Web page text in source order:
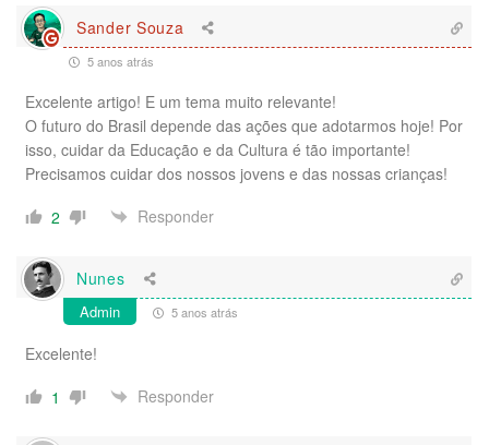
Sander Souza
5 anos atrás
Excelente artigo! E um tema muito relevante!
O futuro do Brasil depende das ações que adotarmos hoje! Por
isso, cuidar da Educação e da Cultura é tão importante!
Precisamos cuidar dos nossos jovens e das nossas crianças!
2
Responder
Nunes
Admin 5 anos atrás
Excelente!
1
Responder